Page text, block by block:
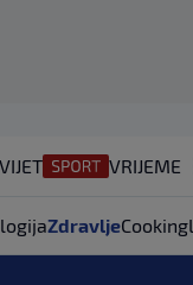
VRIJEME
ZdravljeCooking